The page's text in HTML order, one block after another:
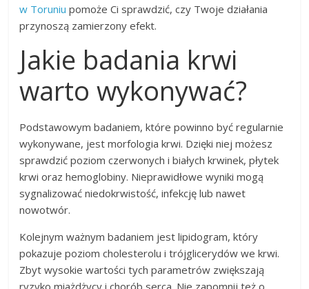
w Toruniu pomoże Ci sprawdzić, czy Twoje działania
przynoszą zamierzony efekt.
Jakie badania krwi
warto wykonywać?
Podstawowym badaniem, które powinno być regularnie
wykonywane, jest morfologia krwi. Dzięki niej możesz
sprawdzić poziom czerwonych i białych krwinek, płytek
krwi oraz hemoglobiny. Nieprawidłowe wyniki mogą
sygnalizować niedokrwistość, infekcję lub nawet
nowotwór.
Kolejnym ważnym badaniem jest lipidogram, który
pokazuje poziom cholesterolu i trójglicerydów we krwi.
Zbyt wysokie wartości tych parametrów zwiększają
ryzyko miażdżycy i chorób serca. Nie zapomnij też o